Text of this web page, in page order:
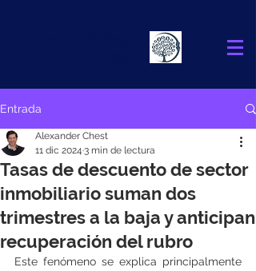
Entrada
Tasas de descuento de sector
inmobiliario suman dos
trimestres a la baja y anticipan
recuperación del rubro
Alexander Chest
11 dic 2024 3 min de lectura
Este fenómeno se explica principalmente